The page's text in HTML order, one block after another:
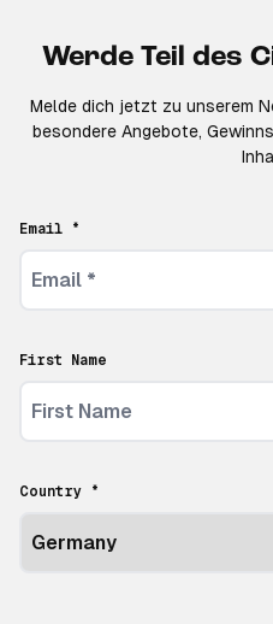
Werde Teil des
Melde dich jetzt zu unserem
besondere Angebote,
Email *
First Name
Country *